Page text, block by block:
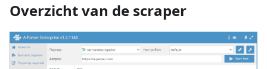
Overzicht van de scraper